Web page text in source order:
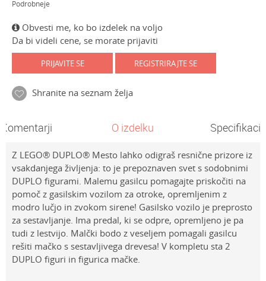
Podrobneje
Obvesti me, ko bo izdelek na voljo
Da bi videli cene, se morate prijaviti
PRIJAVITE SE REGISTRIRAJTE SE
Shranite na seznam želja
Komentarji O izdelku
Z LEGO® DUPLO® Mesto lahko odigraš resnične prizore iz
vsakdanjega življenja: to je prepoznaven svet s sodobnimi
DUPLO figurami. Malemu gasilcu pomagajte priskočiti na
pomoč z gasilskim vozilom za otroke, opremljenim z
modro lučjo in zvokom sirene! Gasilsko vozilo je preprosto
za sestavljanje. Ima predal, ki se odpre, opremljeno je pa
tudi z lestvijo. Malčki bodo z veseljem pomagali gasilcu
rešiti mačko s sestavljivega drevesa! V kompletu sta 2
DUPLO figuri in figurica mačke.